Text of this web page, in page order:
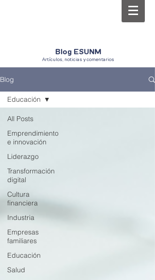
Blog ESUNM
Artículos, noticias y comentarios
Blog
All Posts
Emprendimiento
e innovación
Liderazgo
Transformación
digital
Cultura
financiera
Industria
Empresas
familiares
Educación
Salud
Educación